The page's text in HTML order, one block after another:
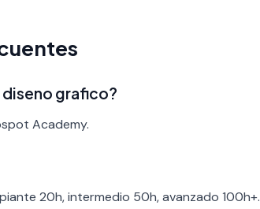
diseno grafico?
Academy.
20h, intermedio 50h, avanzado 100h+.